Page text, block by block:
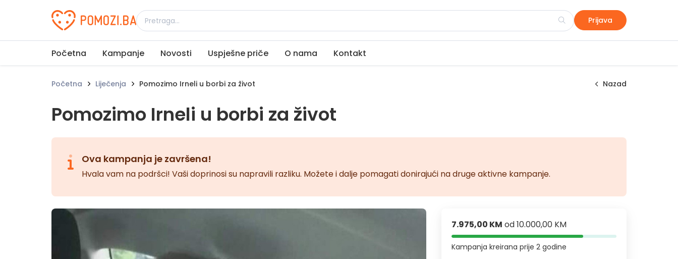
Udruženje Pomozi.ba Prijava
Početna Kampanje Novosti Uspješne priče O nama Kontakt
Početna Liječenja Pomozimo Irneli u borbi za život Nazad
Pomozimo Irneli u borbi za život
Ova kampanja je završena!
Hvala vam na podršci! Vaši doprinosi su napravili razliku. Možete i dalje pomagati donirajući na druge aktivne kampanje.
7.975,00 KM od10.000,00 KM
Kampanja kreiranaprije 2 godine